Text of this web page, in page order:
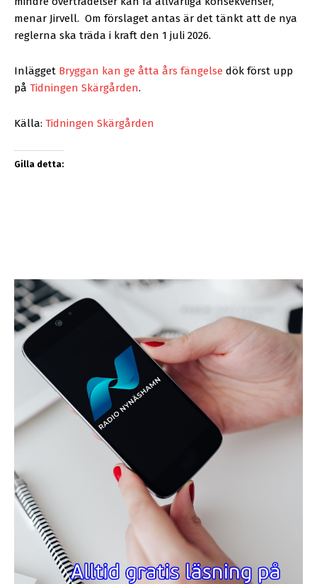
menar Jirvell. Om förslaget antas är det tänkt att de nya
reglerna ska träda i kraft den 1 juli 2026.
Inlägget Bryggan kan ge åtta års fängelse dök först upp
på Tidningen Skärgården.
Källa: Tidningen Skärgården
Gilla detta: